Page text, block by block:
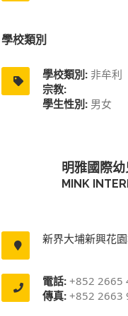
學校類別
學校類別: 非牟利
宗教:
學生性別: 男女
明雅國際
MINK
新界大埔新興花
電話: +852 2665
傳真: +852 2663